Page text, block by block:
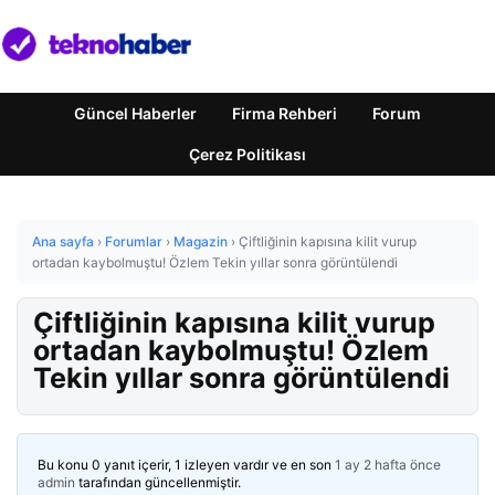
Güncel Haberler Firma Rehberi Forum
Çerez Politikası
Ana sayfa › Forumlar › Magazin › Çiftliğinin kapısına kilit vurup
ortadan kaybolmuştu! Özlem Tekin yıllar sonra görüntülendi
Çiftliğinin kapısına kilit vurup
ortadan kaybolmuştu! Özlem
Tekin yıllar sonra görüntülendi
Bu konu 0 yanıt içerir, 1 izleyen vardır ve en son 1 ay 2 hafta önce
admin tarafından güncellenmiştir.